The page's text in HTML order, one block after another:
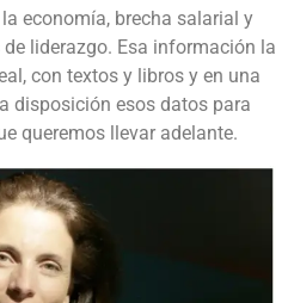
economía, brecha salarial y
liderazgo. Esa información la
con textos y libros y en una
disposición esos datos para
queremos llevar adelante.